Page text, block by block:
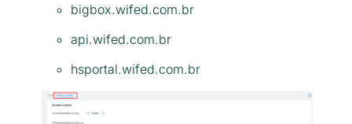
bigbox.wifed.com.br
api.wifed.com.br
hsportal.wifed.com.br